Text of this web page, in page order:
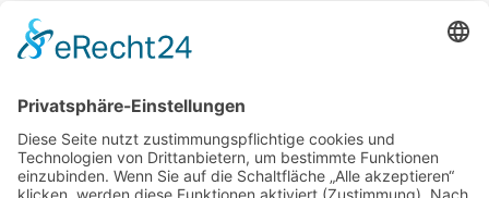
Sternenklare Nächte im Kaunertal